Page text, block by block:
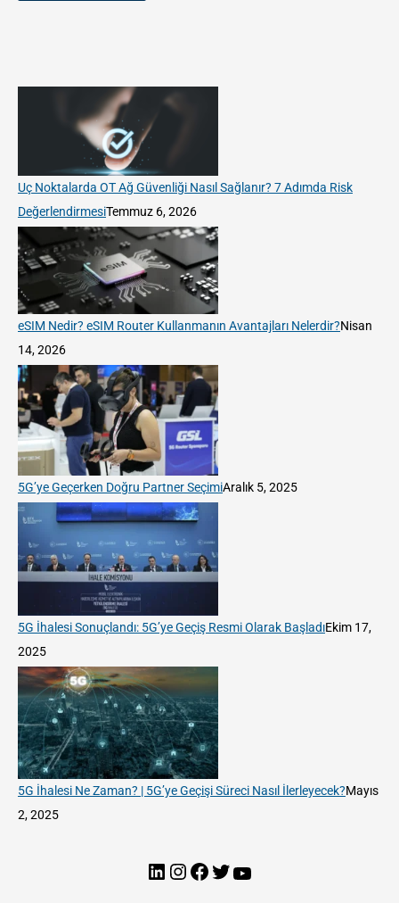
Uç Noktalarda OT Ağ Güvenliği Nasıl Sağlanır? 7 Adımda Risk
DeğerlendirmesiTemmuz 6, 2026
eSIM Nedir? eSIM Router Kullanmanın Avantajları Nelerdir?Nisan
14, 2026
5G’ye Geçerken Doğru Partner SeçimiAralık 5, 2025
5G İhalesi Sonuçlandı: 5G’ye Geçiş Resmi Olarak BaşladıEkim 17,
2025
5G İhalesi Ne Zaman? | 5G’ye Geçişi Süreci Nasıl İlerleyecek?Mayıs
2, 2025